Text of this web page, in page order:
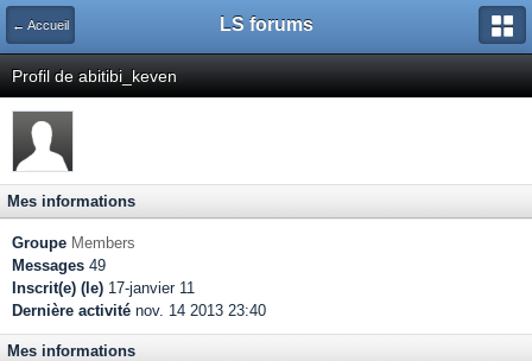
← Accueil LS forums
Profil de abitibi_keven
Mes informations
Groupe Members
Messages 49
Inscrit(e) (le) 17-janvier 11
Dernière activité nov. 14 2013 23:40
Mes informations